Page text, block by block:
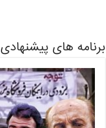
برنامه های پیشنهادی